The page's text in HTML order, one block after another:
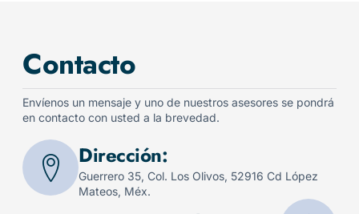
Contacto
Envíenos un mensaje y uno de nuestros asesores se pondrá
en contacto con usted a la brevedad.
Dirección:
Guerrero 35, Col. Los Olivos, 52916 Cd López
Mateos, Méx.